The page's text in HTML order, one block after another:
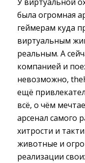
была огромная
геймерам куда
виртуальным
реальным. А
компанией и
невозможно,
ещё
всё, о чём
арсенал самого
хитрости и
животные и
реализации